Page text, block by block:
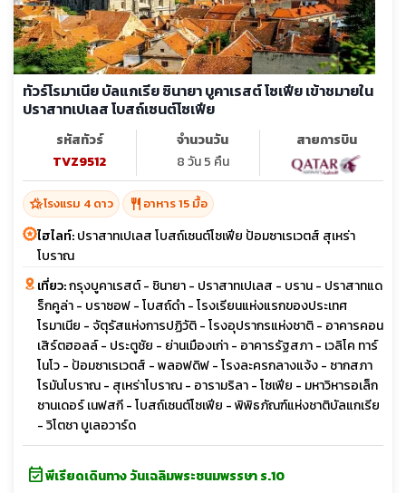
ทัวร์โรมาเนีย บัลแกเรีย ซินายา บูคาเรสต์ โซเฟีย เข้าชมายใน
ปราสาทเปเลส โบสถ์เซนต์โซเฟีย
รหัสทัวร์
TVZ9512
จำนวนวัน
8 วัน 5 คืน
สายการบิน
hotel_classโรงแรม 4 ดาว restaurant อาหาร 15 มื้อ
ไฮไลท์:ปราสาทเปเลส โบสถ์เซนต์โซเฟีย ป้อมซาเรเวตส์ สุเหร่า
โบราณ
เที่ยว:กรุงบูคาเรสต์ - ชินายา - ปราสาทเปเลส - บราน - ปราสาทแด
ร็กคูล่า - บราซอฟ - โบสถ์ดำ - โรงเรียนแห่งแรกของประเทศ
โรมาเนีย - จัตุรัสแห่งการปฏิวัติ - โรงอุปรากรแห่งชาติ - อาคารคอน
เสิร์ตฮอลล์ - ประตูชัย - ย่านเมืองเก่า - อาคารรัฐสภา - เวลิโค ทาร์
โนโว - ป้อมซาเรเวตส์ - พลอฟดิฟ - โรงละครกลางแจ้ง - ซากสภา
โรมันโบราณ - สุเหร่าโบราณ - อารามริลา - โซเฟีย - มหาวิหารอเล็ก
ซานเดอร์ เนฟสกี - โบสถ์เซนต์โซเฟีย - พิพิธภัณฑ์แห่งชาติบัลแกเรีย
- วิโตชา บูเลอวาร์ด
event_availableพีเรียดเดินทาง วันเฉลิมพระชนมพรรษา ร.10